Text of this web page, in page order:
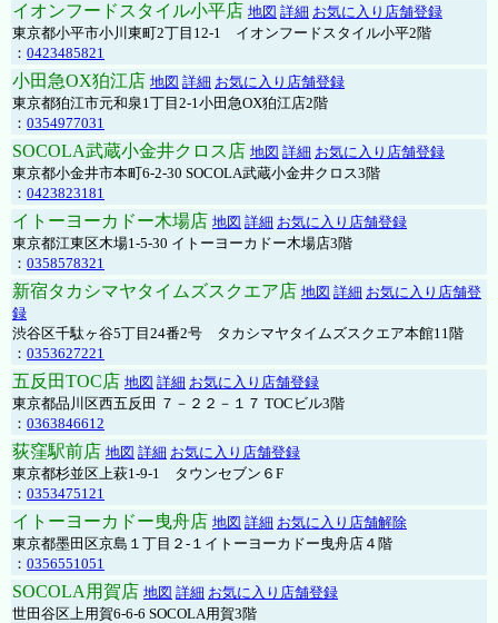
イオンフードスタイル小平店 地図 詳細 お気に入り店舗登録
東京都小平市小川東町2丁目12-1 イオンフードスタイル小平2階
： 0423485821
小田急OX狛江店 地図 詳細 お気に入り店舗登録
東京都狛江市元和泉1丁目2-1小田急OX狛江店2階
： 0354977031
SOCOLA武蔵小金井クロス店 地図 詳細 お気に入り店舗登録
東京都小金井市本町6-2-30 SOCOLA武蔵小金井クロス3階
： 0423823181
イトーヨーカドー木場店 地図 詳細 お気に入り店舗登録
東京都江東区木場1-5-30 イトーヨーカドー木場店3階
： 0358578321
新宿タカシマヤタイムズスクエア店 地図 詳細 お気に入り店舗登
録
渋谷区千駄ヶ谷5丁目24番2号 タカシマヤタイムズスクエア本館11階
： 0353627221
五反田TOC店 地図 詳細 お気に入り店舗登録
東京都品川区西五反田 ７－２２－１７ TOCビル3階
： 0363846612
荻窪駅前店 地図 詳細 お気に入り店舗登録
東京都杉並区上萩1-9-1 タウンセブン６F
： 0353475121
イトーヨーカドー曳舟店 地図 詳細 お気に入り店舗解除
東京都墨田区京島１丁目２-１イトーヨーカドー曳舟店４階
： 0356551051
SOCOLA用賀店 地図 詳細 お気に入り店舗登録
世田谷区上用賀6-6-6 SOCOLA用賀3階